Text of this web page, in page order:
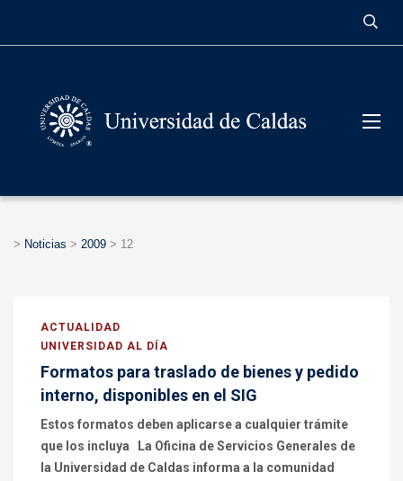
> Noticias > 2009 > 12
ACTUALIDAD
UNIVERSIDAD AL DÍA
Formatos para traslado de bienes y pedido
interno, disponibles en el SIG
Estos formatos deben aplicarse a cualquier trámite
que los incluya La Oficina de Servicios Generales de
la Universidad de Caldas informa a la comunidad